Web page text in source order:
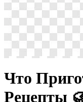
Что
Рецепты